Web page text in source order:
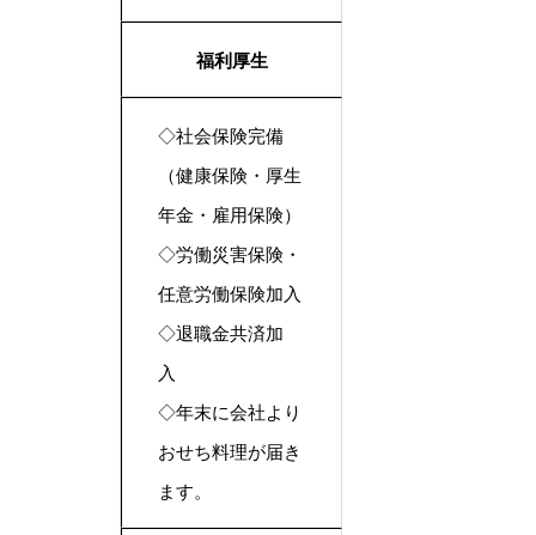
福利厚生
◇社会保険完備
（健康保険・厚生
年金・雇用保険）
◇労働災害保険・
任意労働保険加入
◇退職金共済加
入
◇年末に会社より
おせち料理が届き
ます。